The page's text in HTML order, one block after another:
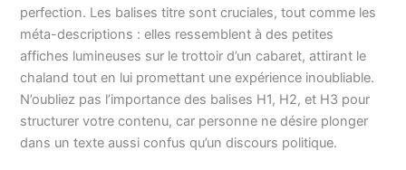
perfection. Les balises titre sont cruciales, tout comme les
méta-descriptions : elles ressemblent à des petites
affiches lumineuses sur le trottoir d’un cabaret, attirant le
chaland tout en lui promettant une expérience inoubliable.
N’oubliez pas l’importance des balises H1, H2, et H3 pour
structurer votre contenu, car personne ne désire plonger
dans un texte aussi confus qu’un discours politique.